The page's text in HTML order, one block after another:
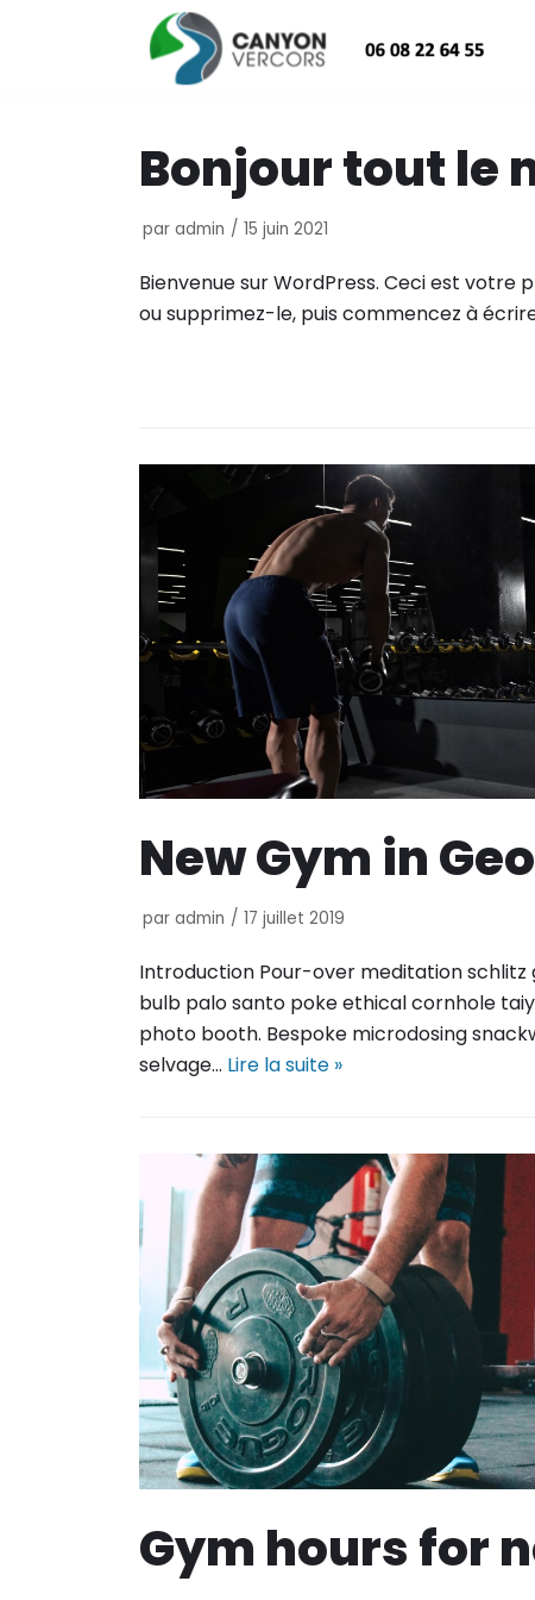
Bonjour tout le
par admin 15 juin 2021
Bienvenue sur WordPress. Ceci est votre
ou supprimez-le, puis commencez à
New Gym in
par admin 17 juillet 2019
Introduction Pour-over meditation schlitz
bulb palo santo poke ethical cornhole
photo booth. Bespoke microdosing
selvage… Lire la suite »
Gym hours for